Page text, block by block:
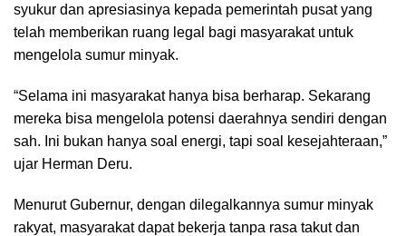
syukur dan apresiasinya kepada pemerintah pusat yang
telah memberikan ruang legal bagi masyarakat untuk
mengelola sumur minyak.
“Selama ini masyarakat hanya bisa berharap. Sekarang
mereka bisa mengelola potensi daerahnya sendiri dengan
sah. Ini bukan hanya soal energi, tapi soal kesejahteraan,”
ujar Herman Deru.
Menurut Gubernur, dengan dilegalkannya sumur minyak
rakyat, masyarakat dapat bekerja tanpa rasa takut dan